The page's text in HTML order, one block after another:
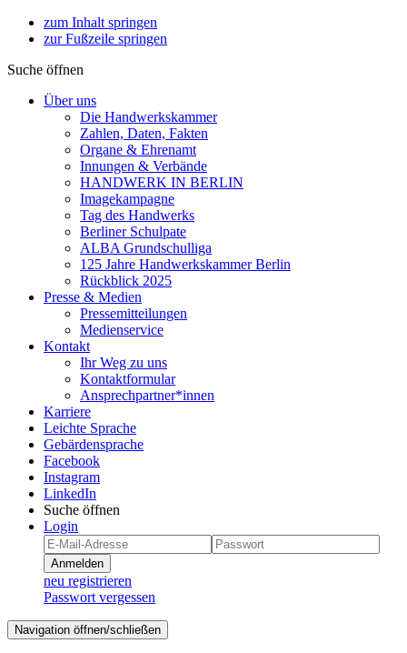
zum Inhalt springen
zur Fußzeile springen
Suche öffnen
Über uns
Die Handwerkskammer
Zahlen, Daten, Fakten
Organe & Ehrenamt
Innungen & Verbände
HANDWERK IN BERLIN
Imagekampagne
Tag des Handwerks
Berliner Schulpate
ALBA Grundschulliga
125 Jahre Handwerkskammer Berlin
Rückblick 2025
Presse & Medien
Pressemitteilungen
Medienservice
Kontakt
Ihr Weg zu uns
Kontaktformular
Ansprechpartner*innen
Karriere
Leichte Sprache
Gebärdensprache
Facebook
Instagram
LinkedIn
Suche öffnen
Login
Anmelden
neu registrieren
Passwort vergessen
Navigation öffnen/schließen